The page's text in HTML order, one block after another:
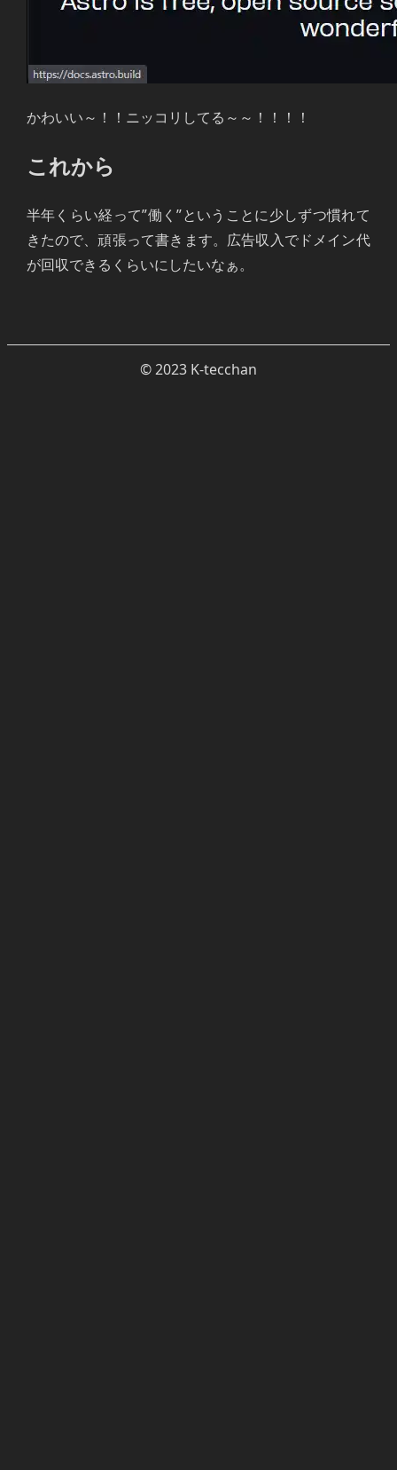
かわいい～！！ニッコリしてる～～！！！！
これから
半年くらい経って”働く”ということに少しずつ慣れて
きたので、頑張って書きます。広告収入でドメイン代
が回収できるくらいにしたいなぁ。
© 2023 K-tecchan